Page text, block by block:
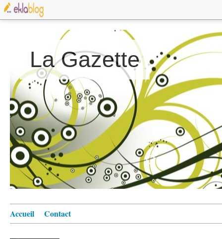
La Gazette
Accueil Contact